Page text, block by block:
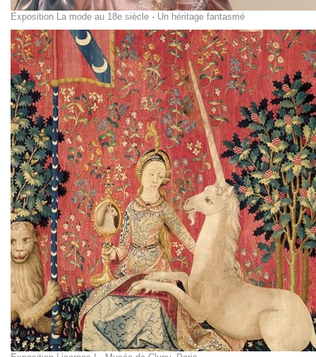
Exposition La mode au 18e siècle - Un héritage fantasmé